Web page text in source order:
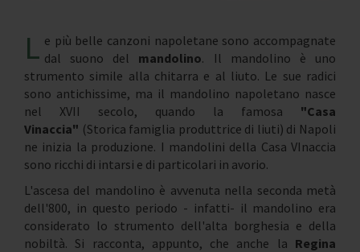
L e più belle canzoni napoletane sono accompagnate
dal suono del mandolino. Il mandolino è uno
strumento simile alla chitarra e al liuto. Le sue radici
sono antichissime, ma il mandolino napoletano nasce
nel XVII secolo, quando la famosa "Casa
Vinaccia" (Storica famiglia produttrice di liuti) di Napoli
ne inizia la produzione. I mandolini della Casa VInaccia
sono ricchi di intarsi e di particolari in avorio.
L'ascesa del mandolino è avvenuta nella seconda metà
dell'800, in questo periodo - infatti- il mandolino era
considerato lo strumento dell'alta borghesia e della
nobiltà. Si racconta, appunto, che anche la Regina